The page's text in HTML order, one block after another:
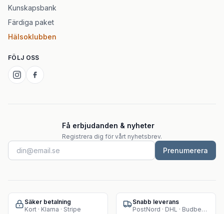
Kunskapsbank
Färdiga paket
Hälsoklubben
FÖLJ OSS
Få erbjudanden & nyheter
Registrera dig för vårt nyhetsbrev.
Prenumerera
Säker betalning
Kort · Klarna · Stripe
Snabb leverans
PostNord · DHL · Budbee · Instabox